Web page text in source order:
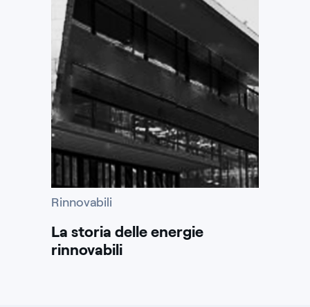
Rinnovabili
La storia delle energie
rinnovabili